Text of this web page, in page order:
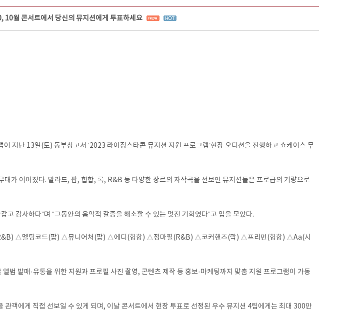
월 콘서트에서 당신의 뮤지션에게 투표하세요
지난 13일(토) 동부창고서 ‘2023 라이징스타콘 뮤지션 지원 프로그램’현장 오디션을 진행하고 쇼케이스 무
가 이어졌다. 발라드, 팝, 힙합, 록, R&B 등 다양한 장르의 자작곡을 선보인 뮤지션들은 프로급의 기량으로
감사하다”며 “그동안의 음악적 갈증을 해소할 수 있는 멋진 기회였다”고 입을 모았다.
△멜팅코드(팝) △뮤니어처(팝) △에디(힙합) △정마필(R&B) △코커핸즈(락) △프리먼(힙합) △Aa(시
범 발매·유통을 위한 지원과 프로필 사진 촬영, 콘텐츠 제작 등 홍보·마케팅까지 맞춤 지원 프로그램이 가동
객에게 직접 선보일 수 있게 되며, 이날 콘서트에서 현장 투표로 선정된 우수 뮤지션 4팀에게는 최대 300만